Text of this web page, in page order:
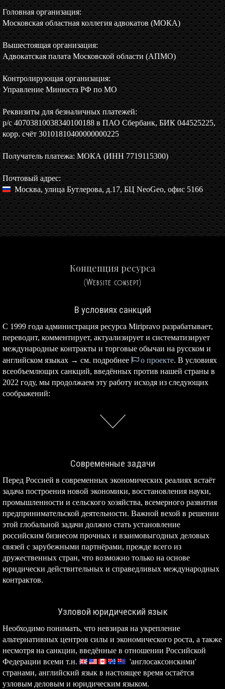
Головная организация:
Московская областная коллегия адвокатов (МОКА)
Вышестоящая организация:
Адвокатская палата Московской области (АПМО)
Контролирующая организация:
Управление Минюста РФ по МО
Реквизиты для безналичных платежей:
р/c 40703810038340100188 в ПАО Сбербанк, БИК 044525225,
корр. счёт 30101810400000000225
Получатель платежа: МОКА (ИНН 7719115300)
Почтовый адрес:
Москва, улица Бутлерова, д.17, БЦ NeoGeo, офис 5166
Концепция ресурса
(Website consept)
В условиях санкций
С 1999 года администрация ресурса Miripravo разрабатывает,
переводит, комментирует, актуализирует и систематизирует
международные контракты и торговые обычаи на русском и
английском языках → см. подробнее
о проекте. В условиях
всеобъемлющих санкций, введённых против нашей страны в
2022 году, мы продолжаем эту работу исходя из следующих
соображений:
Современные задачи
Перед Россией в современных экономических реалиях встаёт
задача построения новой экономики, восстановления науки,
промышленности и сельского хозяйства, всемерного развития
предпринимательской деятельности. Важной вехой в решении
этой глобальной задачи должно стать установление
российским бизнесом прочных и взаимовыгодных деловых
связей с зарубежными партнёрами, прежде всего из
дружественных стран, что возможно только на основе
юридически действительных и справедливых международных
контрактов.
Узловой юридический язык
Необходимо понимать, что невзирая на укрепление
альтернативных центров силы и экономического роста, а также
несмотря на санкции, введённые в отношении Российской
Федерации всеми т.н.
'англосаксонскими'
странами, английский язык в настоящее время остаётся
узловым деловым и юридическим языком.